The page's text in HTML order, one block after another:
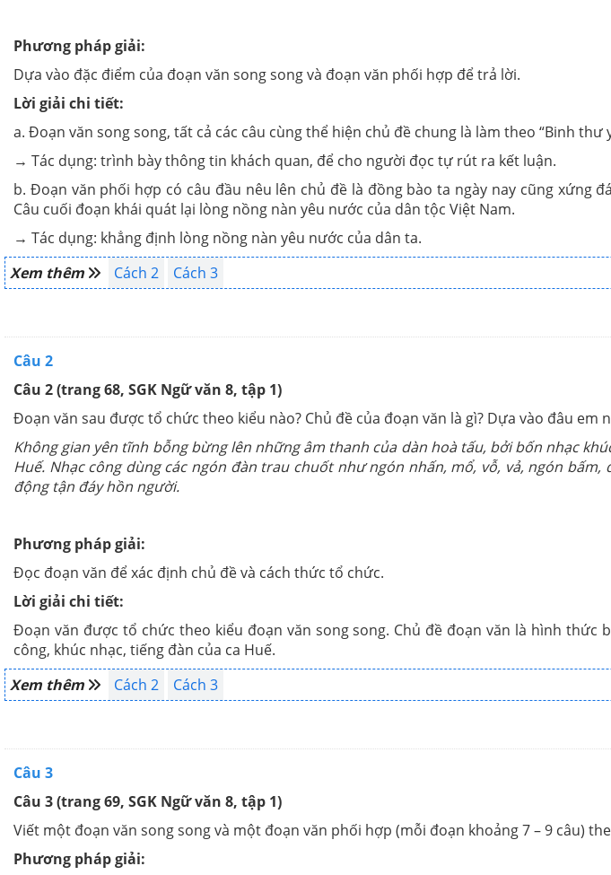
Phương pháp giải:
Dựa vào đặc điểm của đoạn văn song song và đoạn văn phối hợp để trả lời.
Lời giải chi tiết:
a. Đoạn văn song song, tất cả các câu cùng thể hiện chủ đề chung là làm theo “Binh thư
→ Tác dụng: trình bày thông tin khách quan, để cho người đọc tự rút ra kết luận.
b. Đoạn văn phối hợp có câu đầu nêu lên chủ đề là đồng bào ta ngày nay cũng xứng
Câu cuối đoạn khái quát lại lòng nồng nàn yêu nước của dân tộc Việt Nam.
→ Tác dụng: khẳng định lòng nồng nàn yêu nước của dân ta.
Xem thêm
Cách 2 Cách 3
Câu 2
Câu 2 (trang 68, SGK Ngữ văn 8, tập 1)
Đoạn văn sau được tổ chức theo kiểu nào? Chủ đề của đoạn văn là gì? Dựa vào đâu em
Không gian yên tĩnh bỗng bừng lên những âm thanh của dàn hoà tấu, bởi bốn nhạc
Huế. Nhạc công dùng các ngón đàn trau chuốt như ngón nhấn, mổ, vỗ, vả, ngón
động tận đáy hồn người.
Phương pháp giải:
Đọc đoạn văn để xác định chủ đề và cách thức tổ chức.
Lời giải chi tiết:
Đoạn văn được tổ chức theo kiểu đoạn văn song song. Chủ đề đoạn văn là hình
công, khúc nhạc, tiếng đàn của ca Huế.
Xem thêm
Cách 2 Cách 3
Câu 3
Câu 3 (trang 69, SGK Ngữ văn 8, tập 1)
Viết một đoạn văn song song và một đoạn văn phối hợp (mỗi đoạn khoảng 7 – 9 câu)
Phương pháp giải: